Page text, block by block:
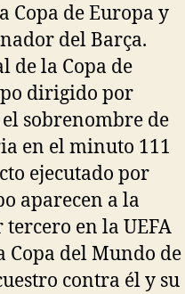
Copa de Europa y
del Barça.
de la Copa de
dirigido por
sobrenombre de
en el minuto 111
ejecutado por
aparecen a la
en la UEFA
Copa del Mundo de
contra él y su